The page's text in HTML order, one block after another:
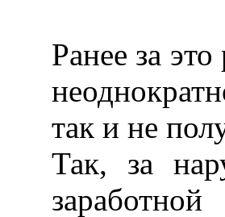
Ранее за
так и не
Так, за